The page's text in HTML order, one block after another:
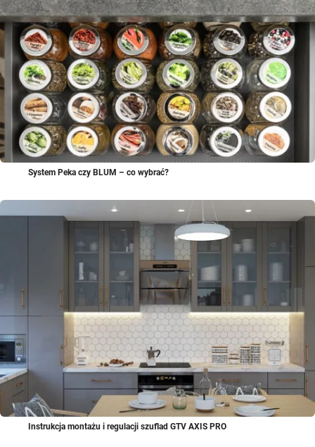
System Peka czy BLUM – co wybrać?
Instrukcja montażu i regulacji szuflad GTV AXIS PRO